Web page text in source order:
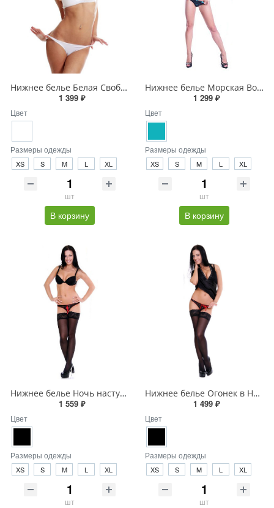
Нижнее белье Белая Свобода
1 399 ₽
Цвет
Размеры одежды
XS S M L XL
шт
В корзину
Нижнее белье Морская Волна
1 299 ₽
Цвет
Размеры одежды
XS S M L XL
шт
В корзину
Нижнее белье Ночь наступает
1 559 ₽
Цвет
Размеры одежды
XS S M L XL
шт
Нижнее белье Огонек в Ночи
1 499 ₽
Цвет
Размеры одежды
XS S M L XL
шт